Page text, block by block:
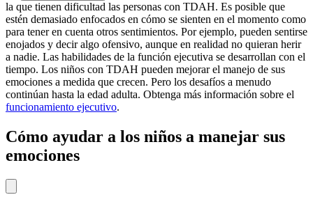
la que tienen dificultad las personas con TDAH. Es posible que
estén demasiado enfocados en cómo se sienten en el momento como
para tener en cuenta otros sentimientos. Por ejemplo, pueden sentirse
enojados y decir algo ofensivo, aunque en realidad no quieran herir
a nadie. Las habilidades de la función ejecutiva se desarrollan con el
tiempo. Los niños con TDAH pueden mejorar el manejo de sus
emociones a medida que crecen. Pero los desafíos a menudo
continúan hasta la edad adulta. Obtenga más información sobre el
funcionamiento ejecutivo.
Cómo ayudar a los niños a manejar sus
emociones